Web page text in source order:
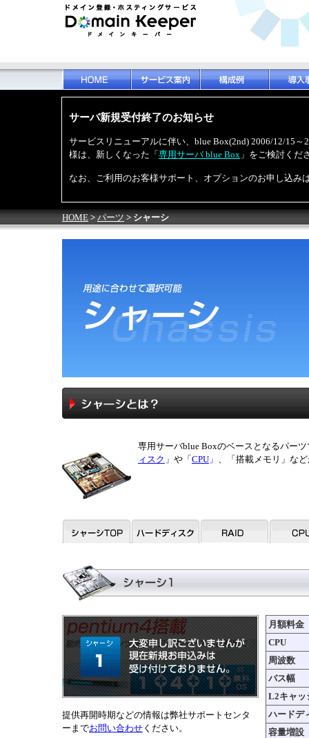
サーバ新規受付終了のお知らせ
サービスリニューアルに伴い、blue Box(2nd) 2006/12/15
様は、新しくなった「 専用サーバ blue Box 」をご検討くだ
なお、ご利用のお客様サポート、オプションのお申し込み
HOME > パーツ > シャーシ
専用サーバblue Boxのベースとなるパー
ィスク 」や「 CPU 」、「搭載メモリ」な
提供再開時期などの情報は弊社サポートセンタ
ーまでお問い合わせ ください。
月額料金
CPU
周波数
バス幅
L2キャッ
ハードデ
容量増設